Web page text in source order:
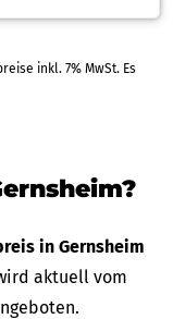
MwSt. Es
in Gernsheim
aktuell vom